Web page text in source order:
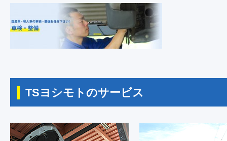
TSヨシモトのサービス